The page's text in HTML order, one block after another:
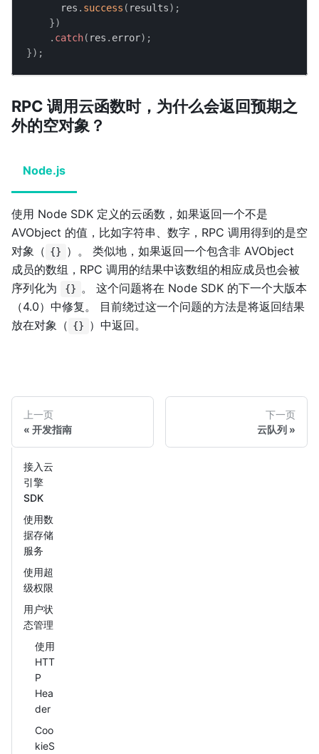
      res
. success ( results) ;
})
. catch( res . error) ;
}) ;
RPC 调用云函数时，为什么会返回预期之
外的空对象？
Node.js
使用 Node SDK 定义的云函数，如果返回一个不是
AVObject 的值，比如字符串、数字，RPC 调用得到的是空
对象（ {}
）。 类似地，如果返回一个包含非 AVObject
成员的数组，RPC 调用的结果中该数组的相应成员也会被
序列化为
{} 。 这个问题将在 Node SDK 的下一个大版本
（4.0）中修复。 目前绕过这一个问题的方法是将返回结果
放在对象（ {} ）中返回。
上一页
开发指南
下一页
云队列
接入云
引擎
SDK
使用数
据存储
服务
使用超
级权限
用户状
态管理
使用
HTT
P
Hea
der
Coo
kieS